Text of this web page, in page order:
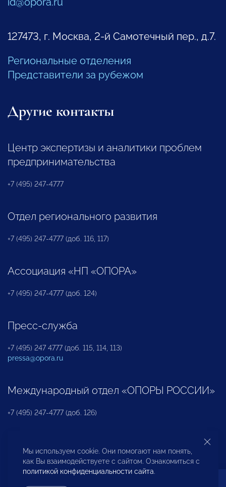
127473, г. Москва, 2-й Самотечный пер., д.7.
Региональные отделения
Представители за рубежом
Другие контакты
Центр экспертизы и аналитики проблем
предпринимательства
+7 (495) 247-4777
Отдел регионального развития
+7 (495) 247-4777 (доб. 116, 117)
Ассоциация «НП «ОПОРА»
+7 (495) 247-4777 (доб. 124)
Пресс-служба
+7 (495) 247 4777 (доб. 115, 114, 113)
pressa@opora.ru
Международный отдел «ОПОРЫ РОССИИ»
+7 (495) 247-4777 (доб. 126)
Бюро по защите прав предпринимателей и
инвесторов
Мы используем cookie. Они помогают нам понять,
как Вы взаимодействуете с сайтом. Ознакомиться с
политикой конфиденциальности сайта.